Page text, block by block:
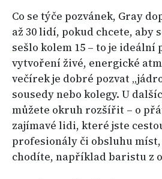
Co se týče pozvánek, Gray
až 30 lidí, pokud chcete, aby
sešlo kolem 15 – to je ideální
vytvoření živé, energické
večírek je dobré pozvat
sousedy nebo kolegy. U
můžete okruh rozšířit – o
zajímavé lidi, které jste
profesionály či obsluhu míst,
chodíte, například baristu z